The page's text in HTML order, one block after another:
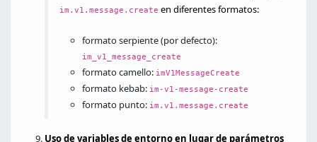
im.v1.message.create en diferentes formatos:
formato serpiente (por defecto):
im_v1_message_create
formato camello: imV1MessageCreate
formato kebab: im-v1-message-create
formato punto: im.v1.message.create
Uso de variables de entorno en lugar de parámetros